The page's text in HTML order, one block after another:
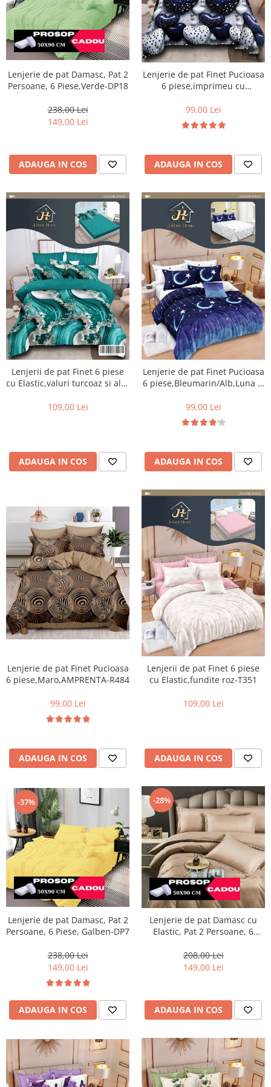
Lenjerie de pat Damasc, Pat 2
Persoane, 6 Piese,Verde-DP18
238,00 Lei
149,00 Lei
ADAUGA IN COS
Lenjerie de pat Finet Pucioasa
6 piese,imprimeu cu
lucioase-R611
99,00 Lei
ADAUGA IN COS
Lenjerii de pat Finet 6 piese
cu Elastic,valuri turcoaz si alb-
109,00 Lei
ADAUGA IN COS
Lenjerie de pat Finet Pucioasa
6 piese,Bleumarin/Alb,Luna si
99,00 Lei
ADAUGA IN COS
Lenjerie de pat Finet Pucioasa
6 piese,Maro,AMPRENTA-R484
99,00 Lei
ADAUGA IN COS
Lenjerii de pat Finet 6 piese
cu Elastic,fundite roz-T351
109,00 Lei
ADAUGA IN COS
-37%
Lenjerie de pat Damasc, Pat 2
Persoane, 6 Piese, Galben-DP7
238,00 Lei
149,00 Lei
ADAUGA IN COS
-28%
Lenjerie de pat Damasc cu
Elastic, Pat 2 Persoane, 6
208,00 Lei
149,00 Lei
ADAUGA IN COS